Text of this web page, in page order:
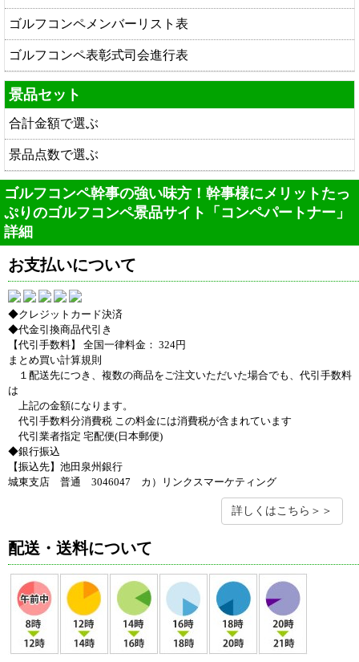
ゴルフコンペメンバーリスト表
ゴルフコンペ表彰式司会進行表
景品セット
合計金額で選ぶ
景品点数で選ぶ
ゴルフコンペ幹事の強い味方！幹事様にメリットたっ
ぷりのゴルフコンペ景品サイト「コンペパートナー」
詳細
お支払いについて
◆クレジットカード決済
◆代金引換商品代引き
【代引手数料】 全国一律料金： 324円
まとめ買い計算規則
１配送先につき、複数の商品をご注文いただいた場合でも、代引手数料
は
上記の金額になります。
代引手数料分消費税 この料金には消費税が含まれています
代引業者指定 宅配便(日本郵便)
◆銀行振込
【振込先】池田泉州銀行
城東支店 普通 3046047 カ）リンクスマーケティング
詳しくはこちら＞＞
配送・送料について